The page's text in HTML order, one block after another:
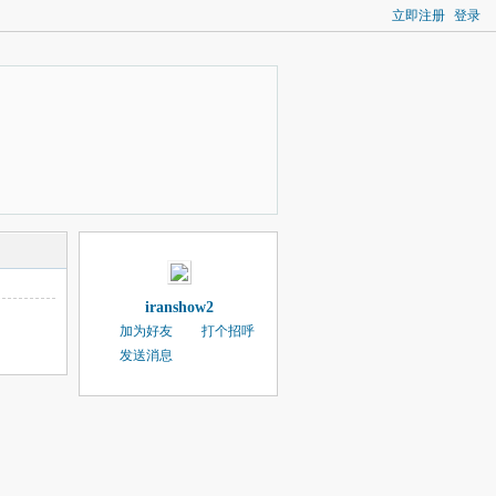
立即注册 登录
iranshow2
加为好友
打个招呼
发送消息